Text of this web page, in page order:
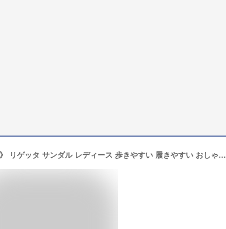
《1000円〜最大4000円OFFクーポン》 リゲッタ サンダル レディース 歩きやすい 履きやすい おしゃれ 厚底 5.5cm ヒール 編み込み ストラップ 黒 オフィス ウェッジソール マジックテープ ベルクロ 甲高 幅広 日本製 大人可愛い グミインソール